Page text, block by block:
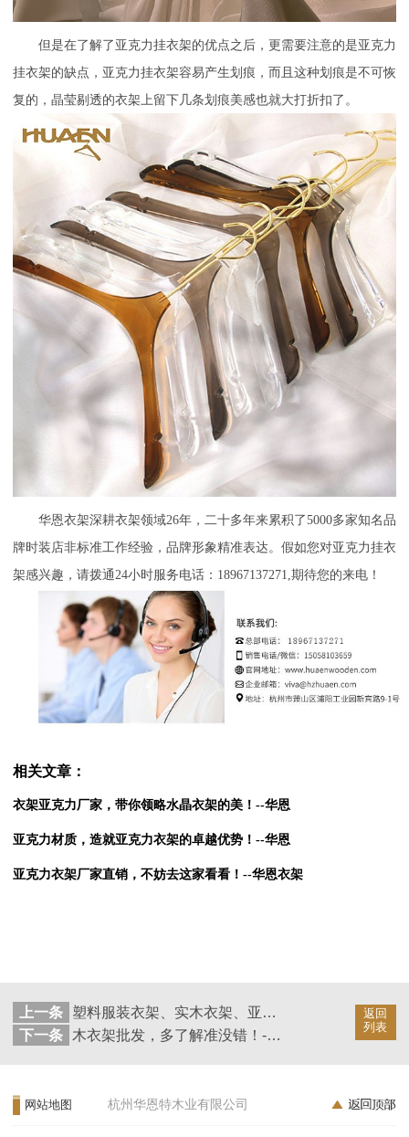
但是在了解了亚克力挂衣架的优点之后，更需要注意的是亚克力
挂衣架的缺点，亚克力挂衣架容易产生划痕，而且这种划痕是不可恢
复的，晶莹剔透的衣架上留下几条划痕美感也就大打折扣了。
华恩衣架深耕衣架领域26年，二十多年来累积了5000多家知名品
牌时装店非标准工作经验，品牌形象精准表达。假如您对亚克力挂衣
架感兴趣，请拨通24小时服务电话：18967137271,期待您的来电！
相关文章：
衣架亚克力厂家，带你领略水晶衣架的美！--华恩
亚克力材质，造就亚克力衣架的卓越优势！--华恩
亚克力衣架厂家直销，不妨去这家看看！--华恩衣架
返回
列表
上一条
塑料服装衣架、实木衣架、亚克力衣架哪种好？--华恩
下一条
木衣架批发，多了解准没错！--华恩
网站地图 杭州华恩特木业有限公司